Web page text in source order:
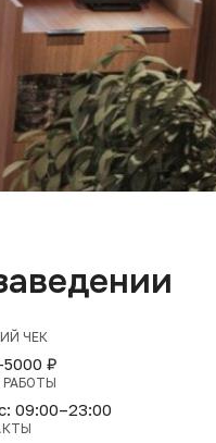
ЧЕК
₽
РАБОТЫ
09:00–23:00